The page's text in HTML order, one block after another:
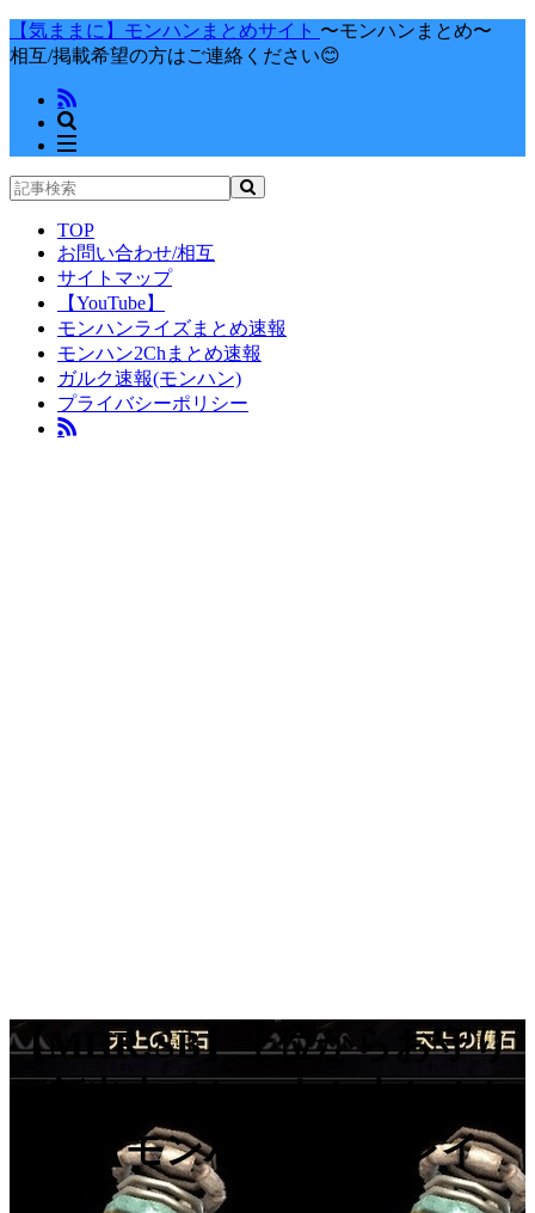
【気ままに】モンハンまとめサイト 〜モンハンまとめ〜
相互/掲載希望の方はご連絡ください😊
TOP
お問い合わせ/相互
サイトマップ
【YouTube】
モンハンライズまとめ速報
モンハン2Chまとめ速報
ガルク速報(モンハン)
プライバシーポリシー
【MHR:SB】上位からお守り
い？【モンハンサンブレイ